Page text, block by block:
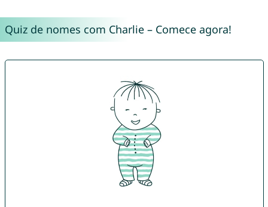
Quiz de nomes com Charlie – Comece agora!